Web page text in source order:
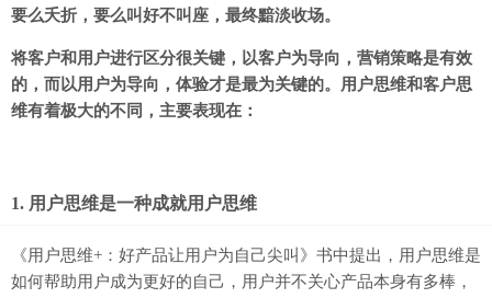
要么夭折，要么叫好不叫座，最终黯淡收场。
将客户和用户进行区分很关键，以客户为导向，营销策略是有效
的，而以用户为导向，体验才是最为关键的。用户思维和客户思
维有着极大的不同，主要表现在：
1. 用户思维是一种成就用户思维
《用户思维+：好产品让用户为自己尖叫》书中提出，用户思维是
如何帮助用户成为更好的自己，用户并不关心产品本身有多棒，